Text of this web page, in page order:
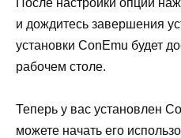
и дождитесь завершения
установки ConEmu будет
рабочем столе.
Теперь у вас установлен
можете начать его